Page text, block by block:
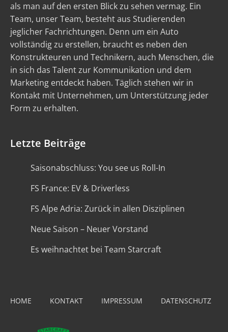
als man auf den ersten Blick zu sehen vermag. Ein
Team, unser Team, besteht aus Studierenden
jeglicher Fachrichtungen. Denn um ein Auto
vollständig zu erstellen, braucht es neben den
Konstrukteuren und Technikern, auch Menschen, die
in sich das Talent zur Kommunikation und dem
Marketing entdeckt haben. Täglich stehen wir in
Kontakt mit Unternehmen, um Unterstützung jeder
Form zu erhalten.
Letzte Beiträge
Saisonabschluss: You see us Roll-In
FS France: EV & Driverless
FS Alpe Adria: Zurück in allen Disziplinen
Neue Saison – Neuer Vorstand
Es weihnachtet bei Team Starcraft
HOME KONTAKT IMPRESSUM DATENSCHUTZ